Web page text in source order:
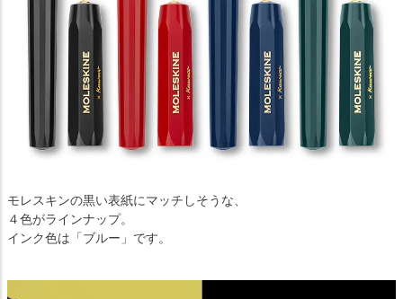
モレスキンの黒い表紙にマッチしそうな、
４色がラインナップ。
インク色は「ブルー」です。